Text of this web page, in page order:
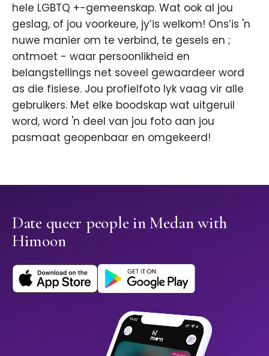
hele LGBTQ +-gemeenskap. Wat ook al jou
geslag, of jou voorkeure, jy’is welkom! Ons’is 'n
nuwe manier om te verbind, te gesels en ;
ontmoet - waar persoonlikheid en
belangstellings net soveel gewaardeer word
as die fisiese. Jou profielfoto lyk vaag vir alle
gebruikers. Met elke boodskap wat uitgeruil
word, word 'n deel van jou foto aan jou
pasmaat geopenbaar en omgekeerd!
Date queer people in Medan with
Himoon